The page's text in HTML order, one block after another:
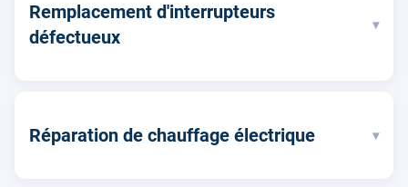
Remplacement d'interrupteurs
défectueux
▾
Réparation de chauffage électrique ▾